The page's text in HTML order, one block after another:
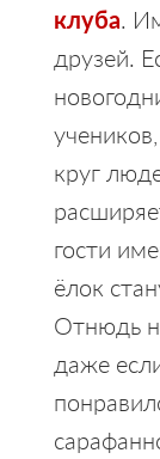
клуба.
друзей.
круг
гости
ёлок
Отнюдь
даже